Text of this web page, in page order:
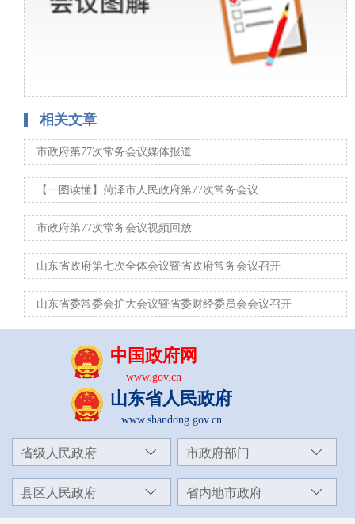
相关文章
市政府第77次常务会议媒体报道
【一图读懂】菏泽市人民政府第77次常务会议
市政府第77次常务会议视频回放
山东省政府第七次全体会议暨省政府常务会议召开
山东省委常委会扩大会议暨省委财经委员会会议召开
中国政府网
www.gov.cn
山东省人民政府
www.shandong.gov.cn
省级人民政府 市政府部门
县区人民政府 省内地市政府